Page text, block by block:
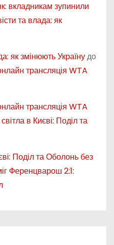
вкладникам зупинили
та влада: як
як змінюють Українудо
трансляція WTA
трансляція WTA
в Києві: Поділ та
Поділ та Оболонь без
Ференцварош 2:1: